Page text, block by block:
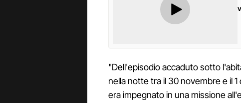
"Dell'episodio accaduto sotto
nella notte tra il 30 novembre e il
era impegnato in una missione